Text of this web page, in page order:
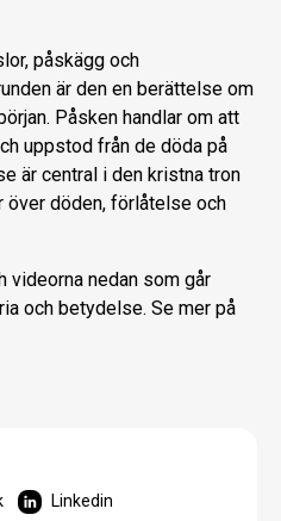
påskägg och
är den en berättelse om
Påsken handlar om att
uppstod från de döda på
är central i den kristna tron
döden, förlåtelse och
videorna nedan som går
och betydelse. Se mer på
Linkedin